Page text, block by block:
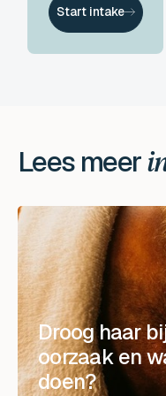
Start intake
Lees meer
Droog haar
oorzaak en
doen?